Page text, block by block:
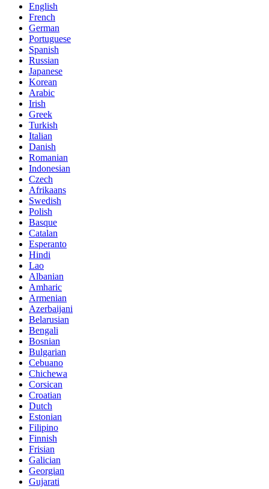
English
French
German
Portuguese
Spanish
Russian
Japanese
Korean
Arabic
Irish
Greek
Turkish
Italian
Danish
Romanian
Indonesian
Czech
Afrikaans
Swedish
Polish
Basque
Catalan
Esperanto
Hindi
Lao
Albanian
Amharic
Armenian
Azerbaijani
Belarusian
Bengali
Bosnian
Bulgarian
Cebuano
Chichewa
Corsican
Croatian
Dutch
Estonian
Filipino
Finnish
Frisian
Galician
Georgian
Gujarati